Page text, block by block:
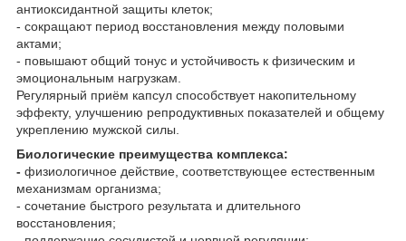
антиоксидантной защиты клеток;
- сокращают период восстановления между половыми
актами;
- повышают общий тонус и устойчивость к физическим и
эмоциональным нагрузкам.
Регулярный приём капсул способствует накопительному
эффекту, улучшению репродуктивных показателей и общему
укреплению мужской силы.
Биологические преимущества комплекса:
- физиологичное действие, соответствующее естественным
механизмам организма;
- сочетание быстрого результата и длительного
восстановления;